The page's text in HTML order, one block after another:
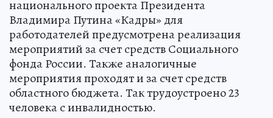
национального проекта Президента
Владимира Путина «Кадры» для
работодателей предусмотрена реализация
мероприятий за счет средств Социального
фонда России. Также аналогичные
мероприятия проходят и за счет средств
областного бюджета. Так трудоустроено 23
человека с инвалидностью.